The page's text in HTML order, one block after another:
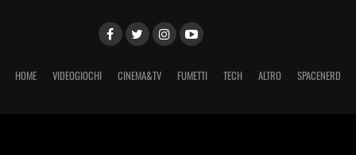
HOME VIDEOGIOCHI CINEMA&TV FUMETTI TECH ALTRO SPACENERD